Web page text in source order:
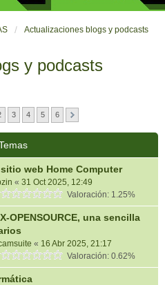
Actualizaciones blogs y podcasts
y podcasts
3 4 5 6
web Home Computer
« 31 Oct 2025, 12:49
Valoración: 1.25%
OPENSOURCE, una sencilla
« 16 Abr 2025, 21:17
Valoración: 0.62%